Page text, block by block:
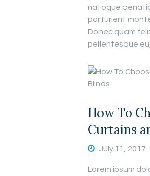
natoque
parturient
Donec quam
pellentesque
How To
Curtains
July 11, 2017
Lorem ipsum